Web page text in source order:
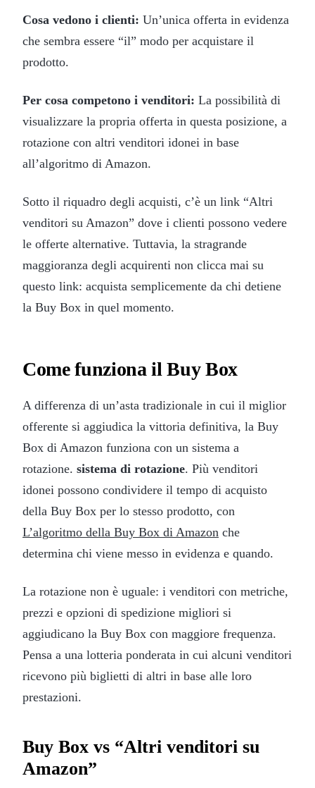
Cosa vedono i clienti: Un’unica offerta in evidenza
che sembra essere “il” modo per acquistare il
prodotto.
Per cosa competono i venditori: La possibilità di
visualizzare la propria offerta in questa posizione, a
rotazione con altri venditori idonei in base
all’algoritmo di Amazon.
Sotto il riquadro degli acquisti, c’è un link “Altri
venditori su Amazon” dove i clienti possono vedere
le offerte alternative. Tuttavia, la stragrande
maggioranza degli acquirenti non clicca mai su
questo link: acquista semplicemente da chi detiene
la Buy Box in quel momento.
Come funziona il Buy Box
A differenza di un’asta tradizionale in cui il miglior
offerente si aggiudica la vittoria definitiva, la Buy
Box di Amazon funziona con un sistema a
rotazione. sistema di rotazione. Più venditori
idonei possono condividere il tempo di acquisto
della Buy Box per lo stesso prodotto, con
L’algoritmo della Buy Box di Amazon che
determina chi viene messo in evidenza e quando.
La rotazione non è uguale: i venditori con metriche,
prezzi e opzioni di spedizione migliori si
aggiudicano la Buy Box con maggiore frequenza.
Pensa a una lotteria ponderata in cui alcuni venditori
ricevono più biglietti di altri in base alle loro
prestazioni.
Buy Box vs “Altri venditori su
Amazon”